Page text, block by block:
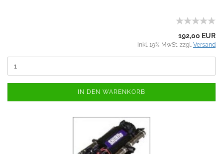
192,00 EUR
inkl. 19% MwSt. zzgl. Versand
IN DEN WARENKORB